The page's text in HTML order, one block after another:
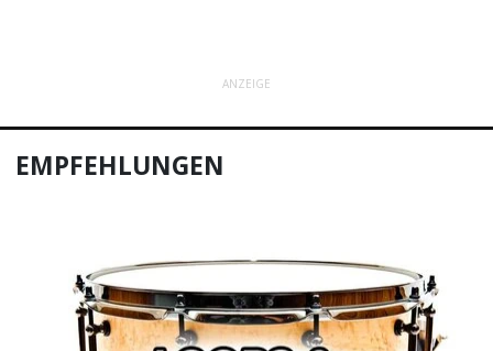
ANZEIGE
EMPFEHLUNGEN